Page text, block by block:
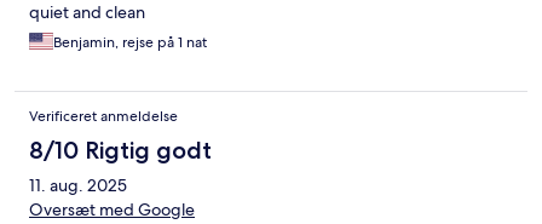
quiet and clean
Benjamin, rejse på 1 nat
Verificeret anmeldelse
8/10 Rigtig godt
11. aug. 2025
Oversæt med Google